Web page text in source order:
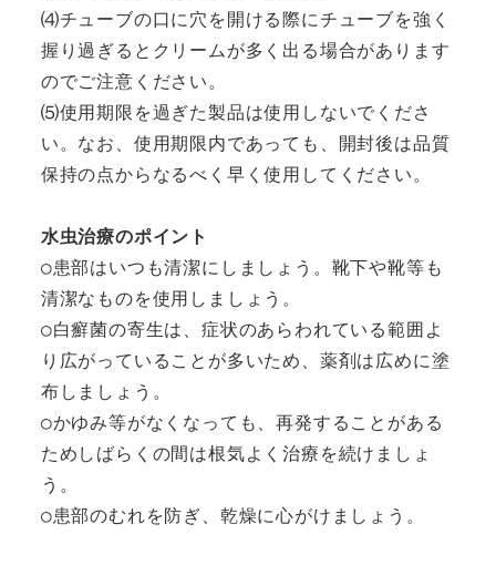
⑷チューブの口に穴を開ける際にチューブを強く
握り過ぎるとクリームが多く出る場合があります
のでご注意ください。
⑸使用期限を過ぎた製品は使用しないでくださ
い。なお、使用期限内であっても、開封後は品質
保持の点からなるべく早く使用してください。
水虫治療のポイント
○患部はいつも清潔にしましょう。靴下や靴等も
清潔なものを使用しましょう。
○白癬菌の寄生は、症状のあらわれている範囲よ
り広がっていることが多いため、薬剤は広めに塗
布しましょう。
○かゆみ等がなくなっても、再発することがある
ためしばらくの間は根気よく治療を続けましょ
う。
○患部のむれを防ぎ、乾燥に心がけましょう。